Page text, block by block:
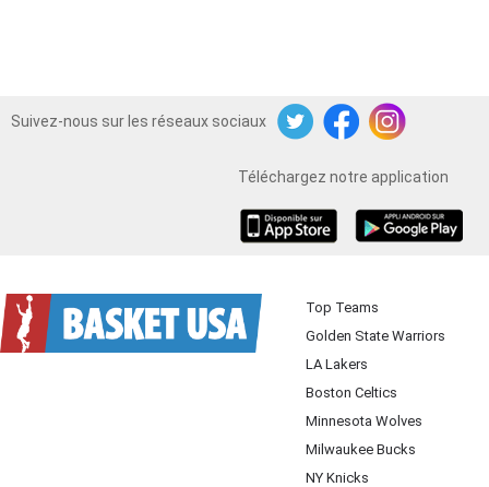
Suivez-nous sur les réseaux sociaux
TwitterFacebookInstagram
Téléchargez notre application
Top Teams
Golden State Warriors
LA Lakers
Boston Celtics
Minnesota Wolves
Milwaukee Bucks
NY Knicks